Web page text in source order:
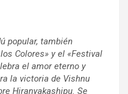
popular, también
Colores» y el «Festival
el amor eterno y
la victoria de Vishnu
Hiranyakashipu. Se